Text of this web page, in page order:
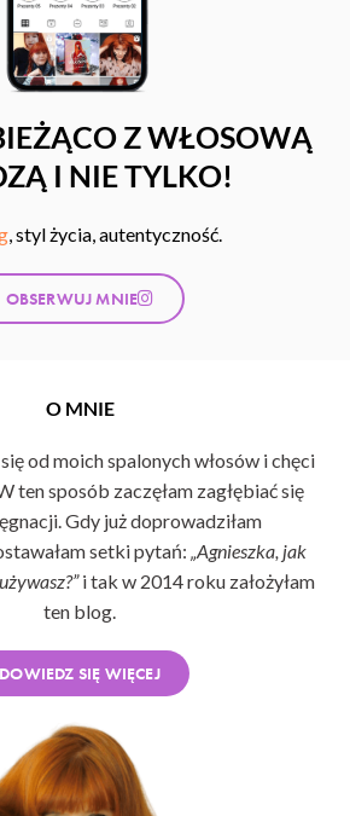
Z WŁOSOWĄ
I NIE TYLKO!
, styl życia, autentyczność.
OBSERWUJ MNIE
O MNIE
od moich spalonych włosów i chęci
ten sposób zaczęłam zagłębiać się
Gdy już doprowadziłam
setki pytań: „Agnieszka, jak
i tak w 2014 roku założyłam
ten blog.
DOWIEDZ SIĘ WIĘCEJ